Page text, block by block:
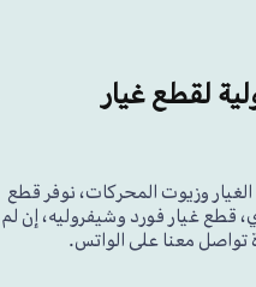
لقطع غيار
وزيوت المحركات، نوفر قطع
قطع غيار فورد وشيفروليه، إن لم
تواصل معنا على الواتس.